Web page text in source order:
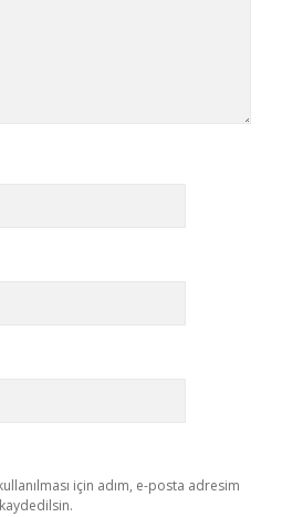
için adım, e-posta adresim